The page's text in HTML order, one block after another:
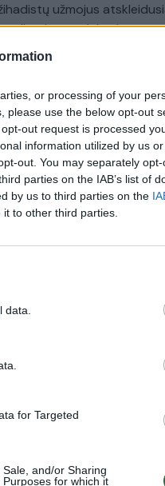
or processing of your
please use the below opt-out
out request is processed
information utilized by us
out. You may separately
parties on the IAB’s list of
by us to third parties on the
to other third parties.
for Targeted
and/or Sharing
for which it
užmojus
– grasinimai
Žinios | Pasaulis
valstybės“ kovotojai
teritorijas
karikatūrų paroda
vaizdo įrašas:
Žinios | Pasaulis